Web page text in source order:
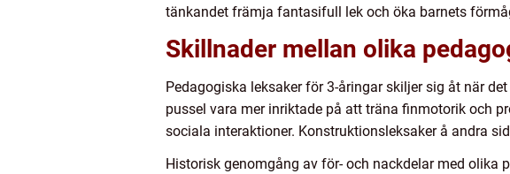
tänkandet främja fantasifull lek och öka barnets
Skillnader mellan olika
Pedagogiska leksaker för 3-åringar skiljer sig åt när
pussel vara mer inriktade på att träna finmotorik och
sociala interaktioner. Konstruktionsleksaker å andra
Historisk genomgång av för- och nackdelar med olika